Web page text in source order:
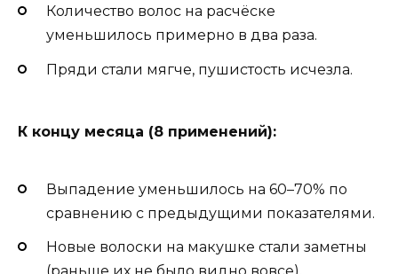
Количество волос на расчёске
уменьшилось примерно в два раза.
Пряди стали мягче, пушистость исчезла.
К концу месяца (8 применений):
Выпадение уменьшилось на 60–70% по
сравнению с предыдущими показателями.
Новые волоски на макушке стали заметны